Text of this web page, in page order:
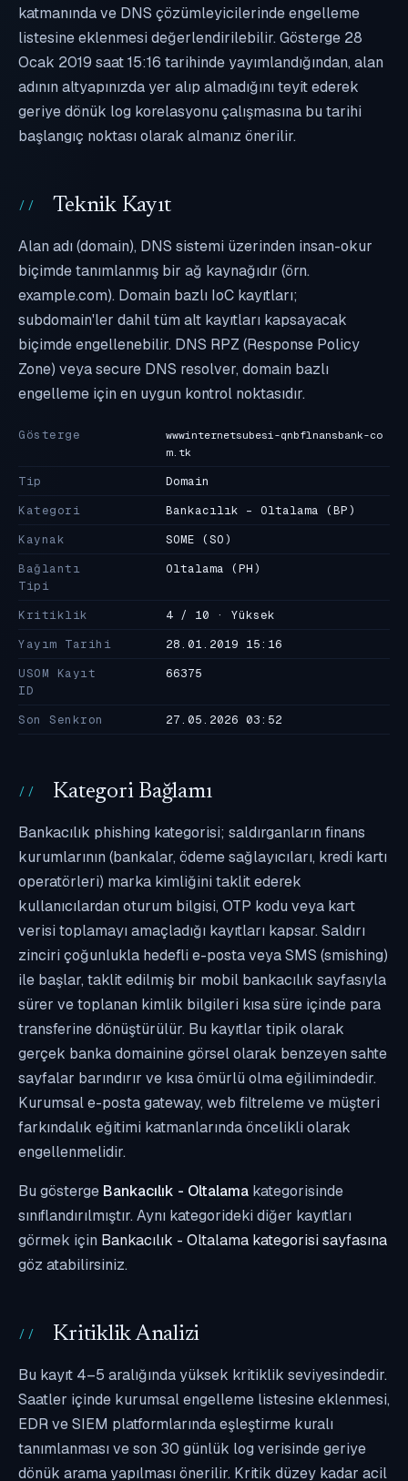
katmanında ve DNS çözümleyicilerinde engelleme
listesine eklenmesi değerlendirilebilir. Gösterge 28
Ocak 2019 saat 15:16 tarihinde yayımlandığından, alan
adının altyapınızda yer alıp almadığını teyit ederek
geriye dönük log korelasyonu çalışmasına bu tarihi
başlangıç noktası olarak almanız önerilir.
Teknik Kayıt
Alan adı (domain), DNS sistemi üzerinden insan-okur
biçimde tanımlanmış bir ağ kaynağıdır (örn.
example.com). Domain bazlı IoC kayıtları;
subdomain'ler dahil tüm alt kayıtları kapsayacak
biçimde engellenebilir. DNS RPZ (Response Policy
Zone) veya secure DNS resolver, domain bazlı
engelleme için en uygun kontrol noktasıdır.
Gösterge
wwwinternetsubesi-qnbflnansbank-co
m.tk
Tip
Domain
Kategori
Bankacılık - Oltalama (BP)
Kaynak
SOME (SO)
Bağlantı
Tipi
Oltalama (PH)
Kritiklik
4 / 10 · Yüksek
Yayım Tarihi
28.01.2019 15:16
USOM Kayıt
ID
66375
Son Senkron 27.05.2026 03:52
Kategori Bağlamı
Bankacılık phishing kategorisi; saldırganların finans
kurumlarının (bankalar, ödeme sağlayıcıları, kredi kartı
operatörleri) marka kimliğini taklit ederek
kullanıcılardan oturum bilgisi, OTP kodu veya kart
verisi toplamayı amaçladığı kayıtları kapsar. Saldırı
zinciri çoğunlukla hedefli e-posta veya SMS (smishing)
ile başlar, taklit edilmiş bir mobil bankacılık sayfasıyla
sürer ve toplanan kimlik bilgileri kısa süre içinde para
transferine dönüştürülür. Bu kayıtlar tipik olarak
gerçek banka domainine görsel olarak benzeyen sahte
sayfalar barındırır ve kısa ömürlü olma eğilimindedir.
Kurumsal e-posta gateway, web filtreleme ve müşteri
farkındalık eğitimi katmanlarında öncelikli olarak
engellenmelidir.
Bu gösterge Bankacılık - Oltalama kategorisinde
sınıflandırılmıştır. Aynı kategorideki diğer kayıtları
görmek için Bankacılık - Oltalama kategorisi sayfasına
göz atabilirsiniz.
Kritiklik Analizi
Bu kayıt 4–5 aralığında yüksek kritiklik seviyesindedir.
Saatler içinde kurumsal engelleme listesine eklenmesi,
EDR ve SIEM platformlarında eşleştirme kuralı
tanımlanması ve son 30 günlük log verisinde geriye
dönük arama yapılması önerilir. Kritik düzey kadar acil